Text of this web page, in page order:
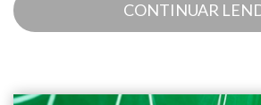
CONTINUAR